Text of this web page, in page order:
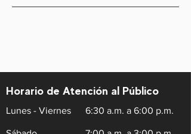
Horario de Atención al Público
Lunes - Viernes 6:30 a.m. a 6:00 p.m.